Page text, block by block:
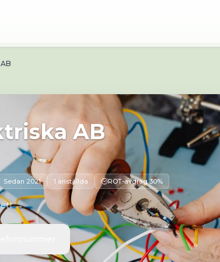
31 Hägersten
AB
Sedan 2021 1 anställda ROT-avdrag 30%
ett →